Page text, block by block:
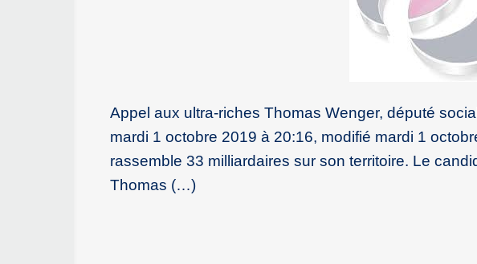
Appel aux ultra-riches Thomas Wenger, député
mardi 1 octobre 2019 à 20:16, modifié mardi 1
rassemble 33 milliardaires sur son territoire. Le
Thomas (…)